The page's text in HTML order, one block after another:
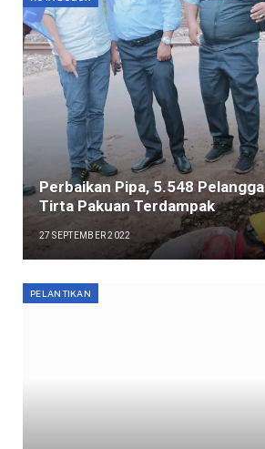
Perbaikan Pipa, 5.548
Tirta Pakuan Terdampak
27 SEPTEMBER 2022
PELANTIKAN